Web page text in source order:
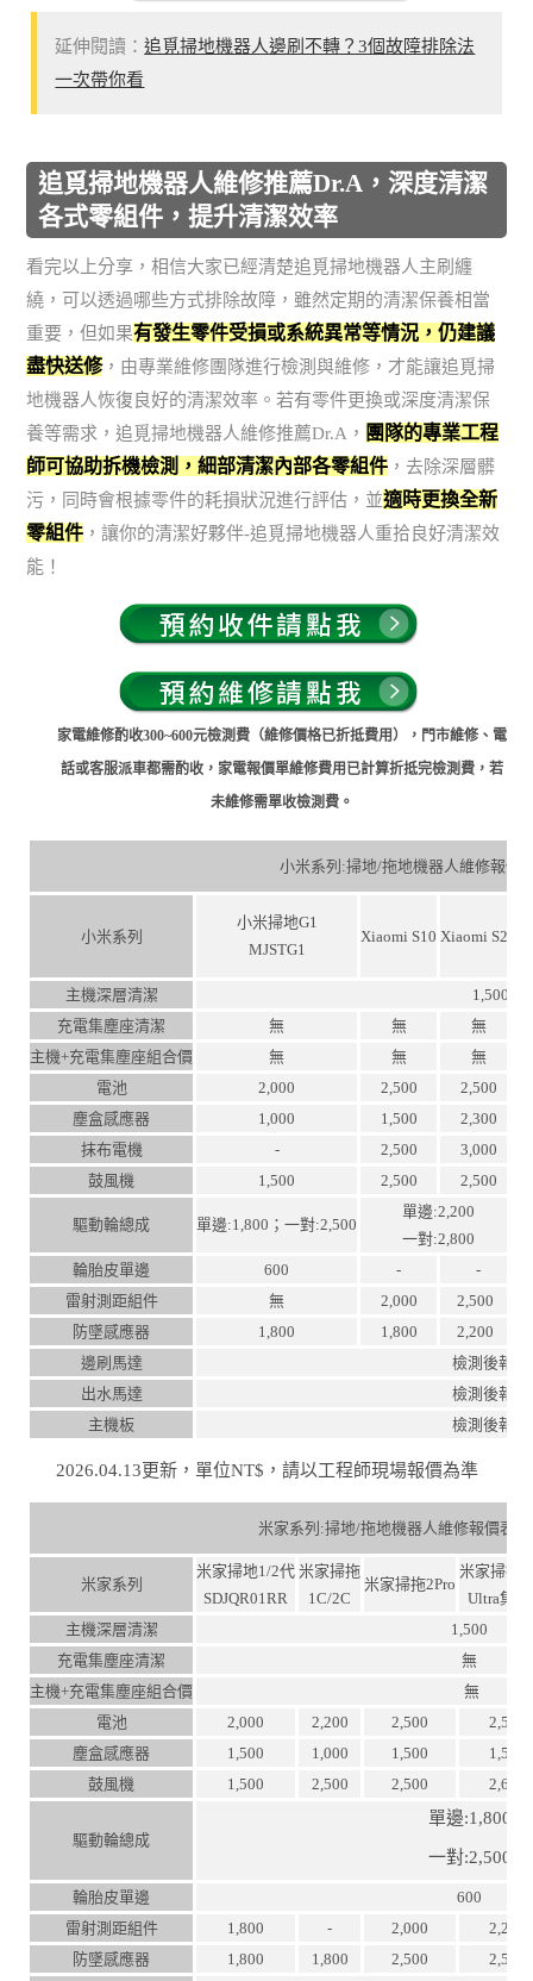
延伸閱讀：追覓掃地機器人邊刷不轉？3個故障排除法
一次帶你看
追覓掃地機器人維修推薦Dr.A，深度清潔
各式零組件，提升清潔效率
看完以上分享，相信大家已經清楚追覓掃地機器人主刷纏
繞，可以透過哪些方式排除故障，雖然定期的清潔保養相當
重要，但如果有發生零件受損或系統異常等情況，仍建議
盡快送修，由專業維修團隊進行檢測與維修，才能讓追覓掃
地機器人恢復良好的清潔效率。若有零件更換或深度清潔保
養等需求，追覓掃地機器人維修推薦Dr.A， 團隊的專業工程
師可協助拆機檢測，細部清潔內部各零組件 ，去除深層髒
污，同時會根據零件的耗損狀況進行評估，並適時更換全新
零組件 ，讓你的清潔好夥伴-追覓掃地機器人重拾良好清潔效
能！
家電維修酌收300~600元檢測費（維修價格已折抵費用），門市維修、電
話或客服派車都需酌收，家電報價單維修費用已計算折抵完檢測費，若
未維修需單收檢測費。
小米系列:掃地/拖地機器人維修報價
小米系列
小米掃地G1
MJSTG1
Xiaomi S10 Xiaomi S20
主機深層清潔
1,500
充電集塵座清潔
無 無
無
主機+充電集塵座組合價
無 無
無
電池
2,000 2,500
2,500
塵盒感應器
1,000 1,500
2,300
抹布電機
- 2,500
3,000
鼓風機
1,500 2,500 2,500
驅動輪總成 單邊:1,800；一對:2,500
單邊:2,200
一對:2,800
輪胎皮單邊
600 -
-
雷射測距組件
無 2,000
2,500
防墜感應器
1,800 1,800
2,200
邊刷馬達
檢測後報價
出水馬達
檢測後報價
主機板
檢測後報價
2026.04.13更新，單位NT$，請以工程師現場報價為準
米家系列:掃地/拖地機器人維修報價表
米家系列
米家掃地1/2代
SDJQR01RR
米家掃拖
1C/2C
米家掃拖2Pro
米家掃拖
Ultra集
主機深層清潔
1,500
充電集塵座清潔
無
主機+充電集塵座組合價
無
電池
2,000 2,200 2,500
2,500
塵盒感應器
1,500 1,000 1,500
1,500
鼓風機
1,500 2,500 2,500 2,600
驅動輪總成
單邊:1,800
一對:2,500
輪胎皮單邊
600
雷射測距組件
1,800 - 2,000
2,200
防墜感應器
1,800 1,800 2,500 2,500